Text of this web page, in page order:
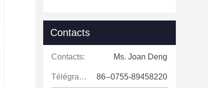
Contacts
Contacts: Ms. Joan Deng
Télégramme: 86--0755-89458220